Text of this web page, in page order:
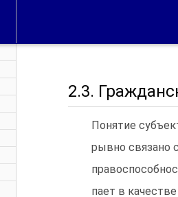
2.3.
Понятие
рывно связано
пает в